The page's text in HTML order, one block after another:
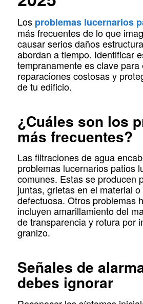
Los problemas lucernarios
más frecuentes de lo que
causar serios daños
abordan a tiempo. Identificar
tempranamente es clave para
reparaciones costosas y
de tu edificio.
¿Cuáles son los
más frecuentes?
Las filtraciones de agua
problemas lucernarios patios
comunes. Estas se producen
juntas, grietas en el material
defectuosa. Otros problemas
incluyen amarillamiento del
de transparencia y rotura por
granizo.
Señales de
debes ignorar